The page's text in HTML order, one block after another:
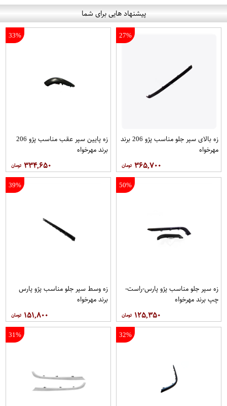
پیشنهاد هایی برای شما
27%
زه بالای سپر جلو مناسب پژو 206 برند
مهرخواه
۳۶۵,۷۰۰
33%
زه پایین سپر عقب مناسب پژو 206
برند مهرخواه
۳۳۴,۶۵۰
50%
زه سپر جلو مناسب پژو پارس-راست-
چپ برند مهرخواه
۱۲۵,۳۵۰
39%
زه وسط سپر جلو مناسب پژو پارس
برند مهرخواه
۱۵۱,۸۰۰
32%
31%